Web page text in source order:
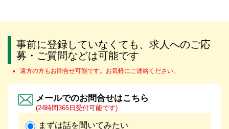
事前に登録していなくても、求人へのご応
募・ご質問などは可能です
遠方の方もお問合せ可能です。お気軽にご連絡ください。
メールでのお問合せはこちら
(24時間365日受付可能です)
まずは話を聞いてみたい